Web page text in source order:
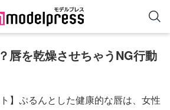
唇を乾燥させちゃうNG行動
】ぷるんとした健康的な唇は、女性